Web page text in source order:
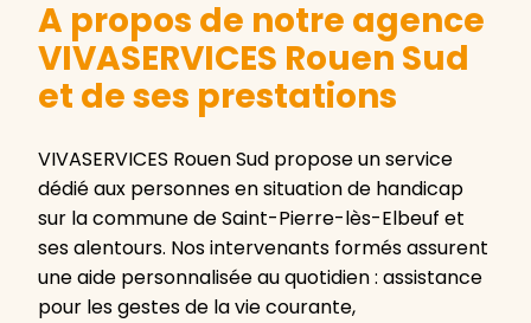
A propos de notre agence
VIVASERVICES Rouen Sud
et de ses prestations
VIVASERVICES Rouen Sud propose un service
dédié aux personnes en situation de handicap
sur la commune de Saint-Pierre-lès-Elbeuf et
ses alentours. Nos intervenants formés assurent
une aide personnalisée au quotidien : assistance
pour les gestes de la vie courante,